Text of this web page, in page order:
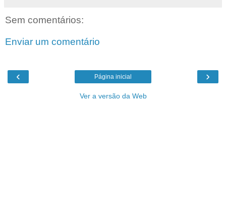
Sem comentários:
Enviar um comentário
‹ ›
Página inicial
Ver a versão da Web